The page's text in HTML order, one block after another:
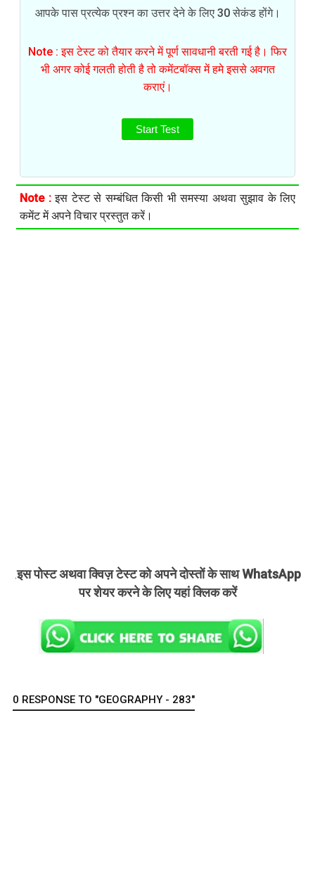
आपके पास प्रत्येक प्रश्न का उत्तर देने के लिए 30 सेकंड होंगे।
Note : इस टेस्ट को तैयार करने में पूर्ण सावधानी बरती गई है। फिर
भी अगर कोई गलती होती है तो कमेंटबॉक्स में हमे इससे अवगत
कराएं।
Start Test
Note :इस टेस्ट से सम्बंधित किसी भी समस्या अथवा सुझाव के लिए
कमेंट में अपने विचार प्रस्तुत करें।
.इस पोस्ट अथवा क्विज़ टेस्ट को अपने दोस्तों के साथ WhatsApp
पर शेयर करने के लिए यहां क्लिक करें
0 RESPONSE TO "GEOGRAPHY - 283"